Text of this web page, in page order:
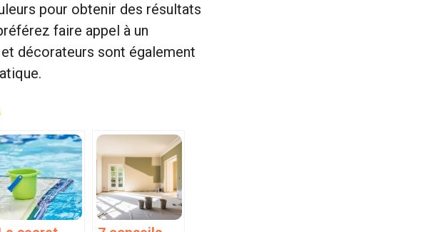
pour obtenir des résultats
faire appel à un
décorateurs sont également